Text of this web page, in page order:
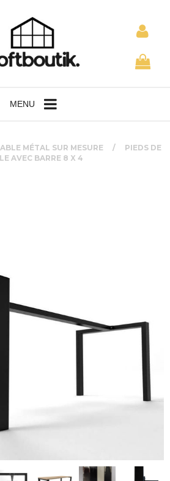
MENU
MÉTAL SUR MESURE
PIEDS DE
AVEC BARRE 8 X 4